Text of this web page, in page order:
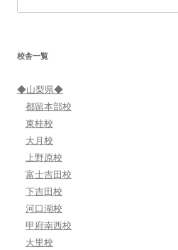
ン
校舎一覧
◆山梨県◆
都留本部校
東桂校
大月校
上野原校
富士吉田校
下吉田校
河口湖校
甲府南西校
大里校